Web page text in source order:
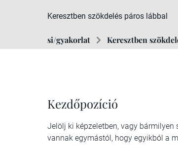
Keresztben szökdelés páros lábbal
si/gyakorlat Keresztben
Kezdőpozíció
Jelölj ki képzeletben, vagy
vannak egymástól, hogy egyikból a